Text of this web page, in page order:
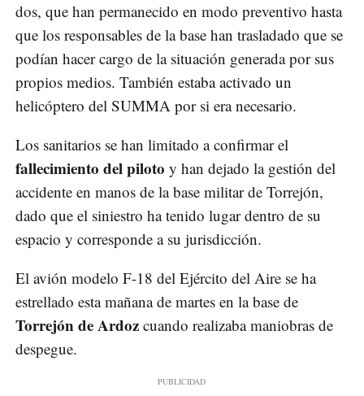
dos, que han permanecido en modo preventivo hasta
que los responsables de la base han trasladado que se
podían hacer cargo de la situación generada por sus
propios medios. También estaba activado un
helicóptero del SUMMA por si era necesario.
Los sanitarios se han limitado a confirmar el
fallecimiento del piloto y han dejado la gestión del
accidente en manos de la base militar de Torrejón,
dado que el siniestro ha tenido lugar dentro de su
espacio y corresponde a su jurisdicción.
El avión modelo F-18 del Ejército del Aire se ha
estrellado esta mañana de martes en la base de
Torrejón de Ardoz cuando realizaba maniobras de
despegue.